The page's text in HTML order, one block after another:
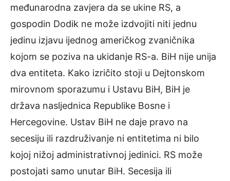
međunarodna zavjera da se ukine RS, a
gospodin Dodik ne može izdvojiti niti jednu
jedinu izjavu ijednog američkog zvaničnika
kojom se poziva na ukidanje RS-a. BiH nije unija
dva entiteta. Kako izričito stoji u Dejtonskom
mirovnom sporazumu i Ustavu BiH, BiH je
država nasljednica Republike Bosne i
Hercegovine. Ustav BiH ne daje pravo na
secesiju ili razdruživanje ni entitetima ni bilo
kojoj nižoj administrativnoj jedinici. RS može
postojati samo unutar BiH. Secesija ili